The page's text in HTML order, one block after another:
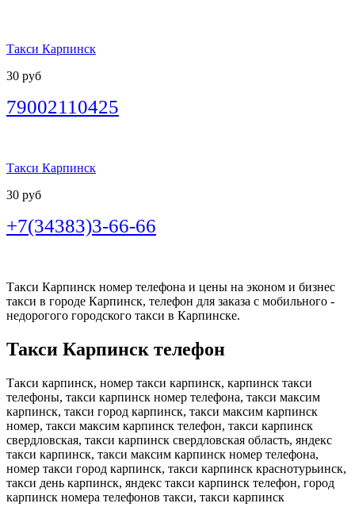
Такси Карпинск
30 руб
79002110425
Такси Карпинск
30 руб
+7(34383)3-66-66
Такси Карпинск номер телефона и цены на эконом и бизнес
такси в городе Карпинск, телефон для заказа с мобильного -
недорогого городского такси в Карпинске.
Такси Карпинск телефон
Такси карпинск, номер такси карпинск, карпинск такси
телефоны, такси карпинск номер телефона, такси максим
карпинск, такси город карпинск, такси максим карпинск
номер, такси максим карпинск телефон, такси карпинск
свердловская, такси карпинск свердловская область, яндекс
такси карпинск, такси максим карпинск номер телефона,
номер такси город карпинск, такси карпинск краснотурьинск,
такси день карпинск, яндекс такси карпинск телефон, город
карпинск номера телефонов такси, такси карпинск